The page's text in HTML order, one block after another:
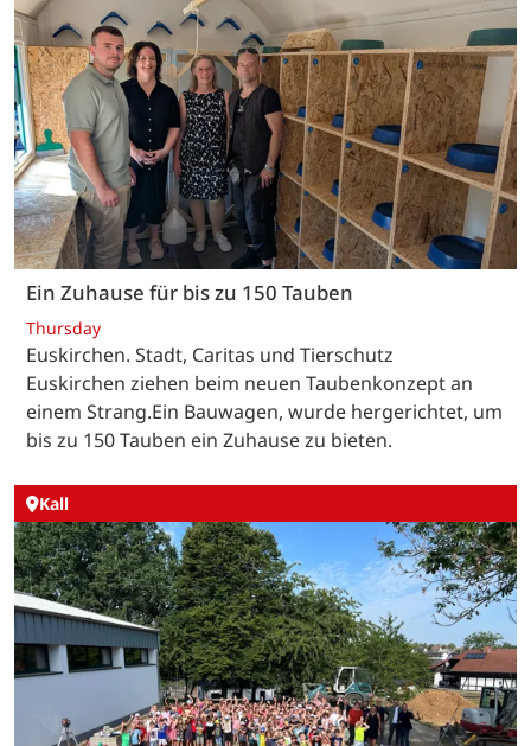
Ein Zuhause für bis zu 150 Tauben
Thursday
Euskirchen. Stadt, Caritas und Tierschutz
Euskirchen ziehen beim neuen Taubenkonzept an
einem Strang.Ein Bauwagen, wurde hergerichtet, um
bis zu 150 Tauben ein Zuhause zu bieten.
Kall